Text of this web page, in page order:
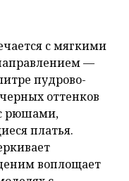
с мягкими
—
пудрово-
оттенков
рюшами,
платья.
воплощает